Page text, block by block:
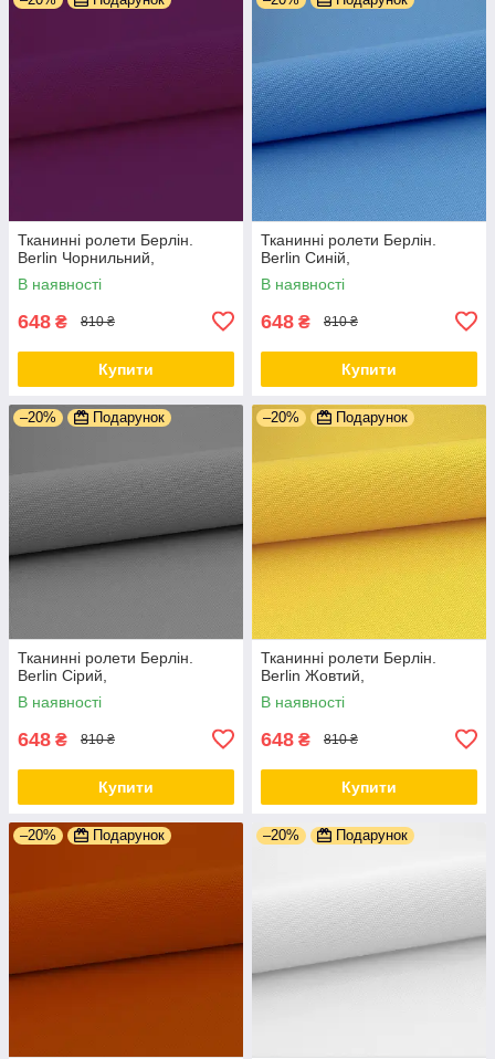
Тканинні ролети Берлін.
Berlin Чорнильний,
В наявності
648 ₴ 810 ₴
Купити
Тканинні ролети Берлін.
Berlin Синій,
В наявності
648 ₴ 810 ₴
Купити
–20% Подарунок
Тканинні ролети Берлін.
Berlin Сірий,
В наявності
648 ₴ 810 ₴
Купити
–20% Подарунок
Тканинні ролети Берлін.
Berlin Жовтий,
В наявності
648 ₴ 810 ₴
Купити
–20% Подарунок –20% Подарунок